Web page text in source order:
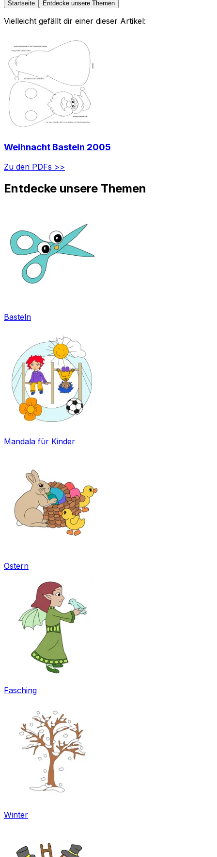
Startseite Entdecke unsere Themen
Vielleicht gefällt dir einer dieser Artikel:
Weihnacht Basteln 2005
Zu den PDFs >>
Entdecke unsere Themen
Basteln
Mandala für Kinder
Ostern
Fasching
Winter